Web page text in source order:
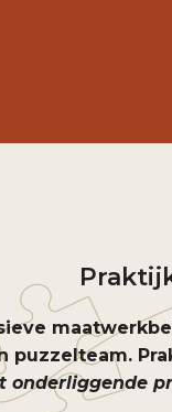
puzzelteam.
onderliggende